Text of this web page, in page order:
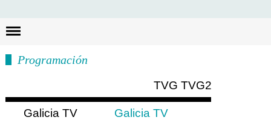
Programación
TVG TVG2
Galicia TV
Galicia TV